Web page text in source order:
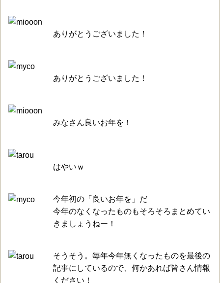
ありがとうございました！
ありがとうございました！
みなさん良いお年を！
はやいｗ
今年初の「良いお年を」だ
今年のなくなったものもそろそろまとめてい
きましょうねー！
そうそう。毎年今年無くなったものを最後の
記事にしているので、何かあれば皆さん情報
ください！